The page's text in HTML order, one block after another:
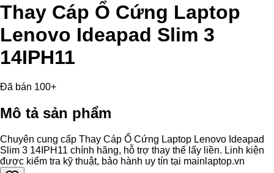
Thay Cáp Ổ Cứng Laptop
Lenovo Ideapad Slim 3
14IPH11
Đã bán 100+
Mô tả sản phẩm
Chuyên cung cấp Thay Cáp Ổ Cứng Laptop Lenovo Ideapad
Slim 3 14IPH11 chính hãng, hỗ trợ thay thế lấy liền. Linh kiện
được kiểm tra kỹ thuật, bảo hành uy tín tại mainlaptop.vn